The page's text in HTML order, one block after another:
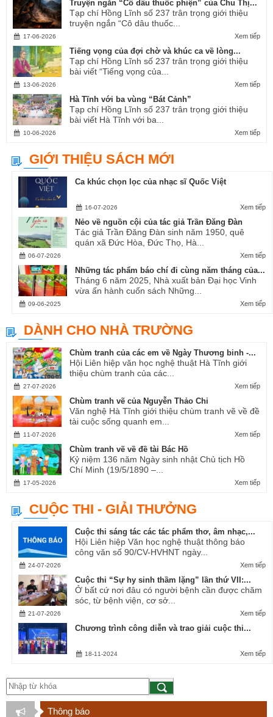
Truyện ngắn “Cô dâu thuốc phiện” của Chu Thị...
Tạp chí Hồng Lĩnh số 237 trân trọng giới thiệu
truyện ngắn “Cô dâu thuốc...
Xem tiếp
17-06-2026
Tiếng vọng của đợi chờ và khúc ca về lòng...
Tạp chí Hồng Lĩnh số 237 trân trọng giới thiệu
bài viết “Tiếng vọng của...
Xem tiếp
13-06-2026
Hà Tĩnh với ba vùng “Bát Cảnh”
Tạp chí Hồng Lĩnh số 237 trân trọng giới thiệu
bài viết Hà Tĩnh với ba...
Xem tiếp
10-06-2026
GIỚI THIỆU SÁCH MỚI
Ca khúc chọn lọc của nhạc sĩ Quốc Việt
Xem tiếp
16-07-2026
Nẻo về nguồn cội của tác giả Trần Đăng Đàn
Tác giả Trần Đăng Đàn sinh năm 1950, quê
quán xã Đức Hòa, Đức Thọ, Hà...
Xem tiếp
06-07-2026
Những tác phẩm báo chí đi cùng năm tháng của...
Tháng 6 năm 2025, Nhà xuất bản Đại học Vinh
vừa ấn hành cuốn sách Những...
Xem tiếp
09-06-2025
DÀNH CHO NHÀ TRƯỜNG
Chùm tranh của các em về Ngày Thương binh -...
Hội Liên hiệp văn học nghệ thuật Hà Tĩnh giới
thiệu chùm tranh của các...
Xem tiếp
27-07-2026
Chùm tranh vẽ của Nguyễn Thảo Chi
Văn nghệ Hà Tĩnh giới thiệu chùm tranh vẽ về đề
tài cuộc sống quanh em...
Xem tiếp
11-07-2026
Chùm tranh vẽ về đề tài Bác Hồ
Kỷ niệm 136 năm Ngày sinh nhật Chủ tịch Hồ
Chí Minh (19/5/1890 –...
Xem tiếp
17-05-2026
CUỘC THI - GIẢI THƯỞNG
Cuộc thi sáng tác các tác phẩm thơ, âm nhạc,...
Hội Liên hiệp Văn học nghệ thuật thông báo
công văn số 90/CV-HVHNT ngày...
Xem tiếp
24-07-2026
Cuộc thi “Sự hy sinh thầm lặng” lần thứ VII:...
Ở bất cứ nơi đâu có người bệnh cần được chăm
sóc, từ bệnh viện, cơ sở...
Xem tiếp
21-07-2026
Chương trình công diễn và trao giải cuộc thi...
Xem tiếp
18-11-2024
Thông báo